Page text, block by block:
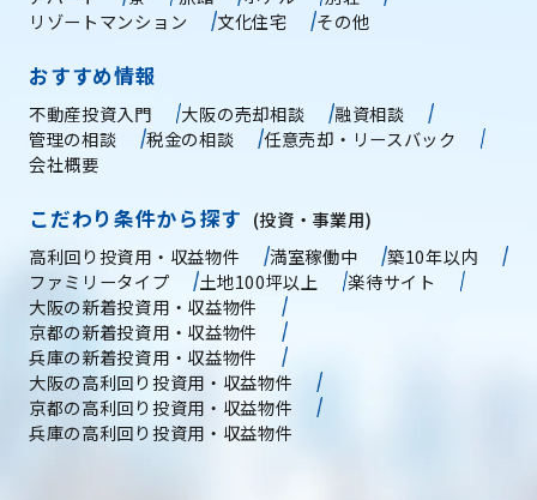
リゾートマンション
文化住宅 その他
おすすめ情報
不動産投資入門 大阪の売却相談
融資相談
管理の相談
税金の相談
任意売却・リースバック
会社概要
こだわり条件から探す (投資・事業用)
高利回り投資用・収益物件
満室稼働中
築10年以内
ファミリータイプ
土地100坪以上
楽待サイト
大阪の新着投資用・収益物件
京都の新着投資用・収益物件
兵庫の新着投資用・収益物件
大阪の高利回り投資用・収益物件
京都の高利回り投資用・収益物件
兵庫の高利回り投資用・収益物件